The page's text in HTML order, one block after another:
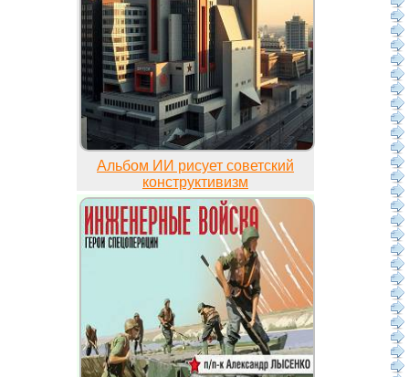
Альбом ИИ рисует советский
конструктивизм